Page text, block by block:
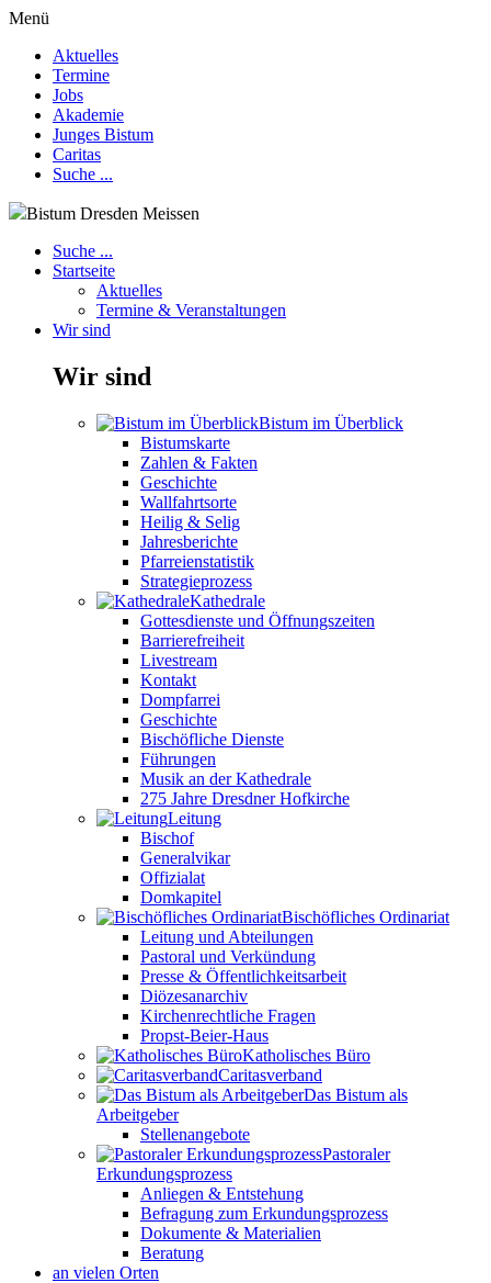
Menü
Aktuelles
Termine
Jobs
Akademie
Junges Bistum
Caritas
Suche ...
Bistum Dresden Meissen
Suche ...
Startseite
Aktuelles
Termine & Veranstaltungen
Wir sind
Wir sind
Bistum im Überblick
Bistumskarte
Zahlen & Fakten
Geschichte
Wallfahrtsorte
Heilig & Selig
Jahresberichte
Pfarreienstatistik
Strategieprozess
Kathedrale
Gottesdienste und Öffnungszeiten
Barrierefreiheit
Livestream
Kontakt
Dompfarrei
Geschichte
Bischöfliche Dienste
Führungen
Musik an der Kathedrale
275 Jahre Dresdner Hofkirche
Leitung
Bischof
Generalvikar
Offizialat
Domkapitel
Bischöfliches Ordinariat
Leitung und Abteilungen
Pastoral und Verkündung
Presse & Öffentlichkeitsarbeit
Diözesanarchiv
Kirchenrechtliche Fragen
Propst-Beier-Haus
Katholisches Büro
Caritasverband
Das Bistum als
Arbeitgeber
Stellenangebote
Pastoraler
Erkundungsprozess
Anliegen & Entstehung
Befragung zum Erkundungsprozess
Dokumente & Materialien
Beratung
an vielen Orten